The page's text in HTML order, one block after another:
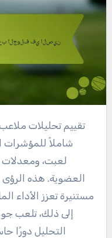
تقييم تحليلات ملاعب الجولف في الصين يتطلب فهمًا
شاملاً للمؤشرات
لعبت، ومعدلات
العضوية. هذه الرؤى
مستنيرة تعزز الأداء
إلى ذلك، تلعب
التحليل دورًا